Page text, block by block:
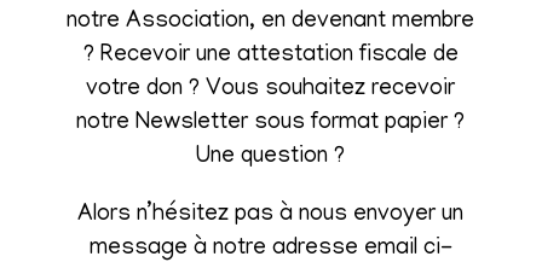
notre Association, en devenant membre
? Recevoir une attestation fiscale de
votre don ? Vous souhaitez recevoir
notre Newsletter sous format papier ?
Une question ?
Alors n’hésitez pas à nous envoyer un
message à notre adresse email ci-